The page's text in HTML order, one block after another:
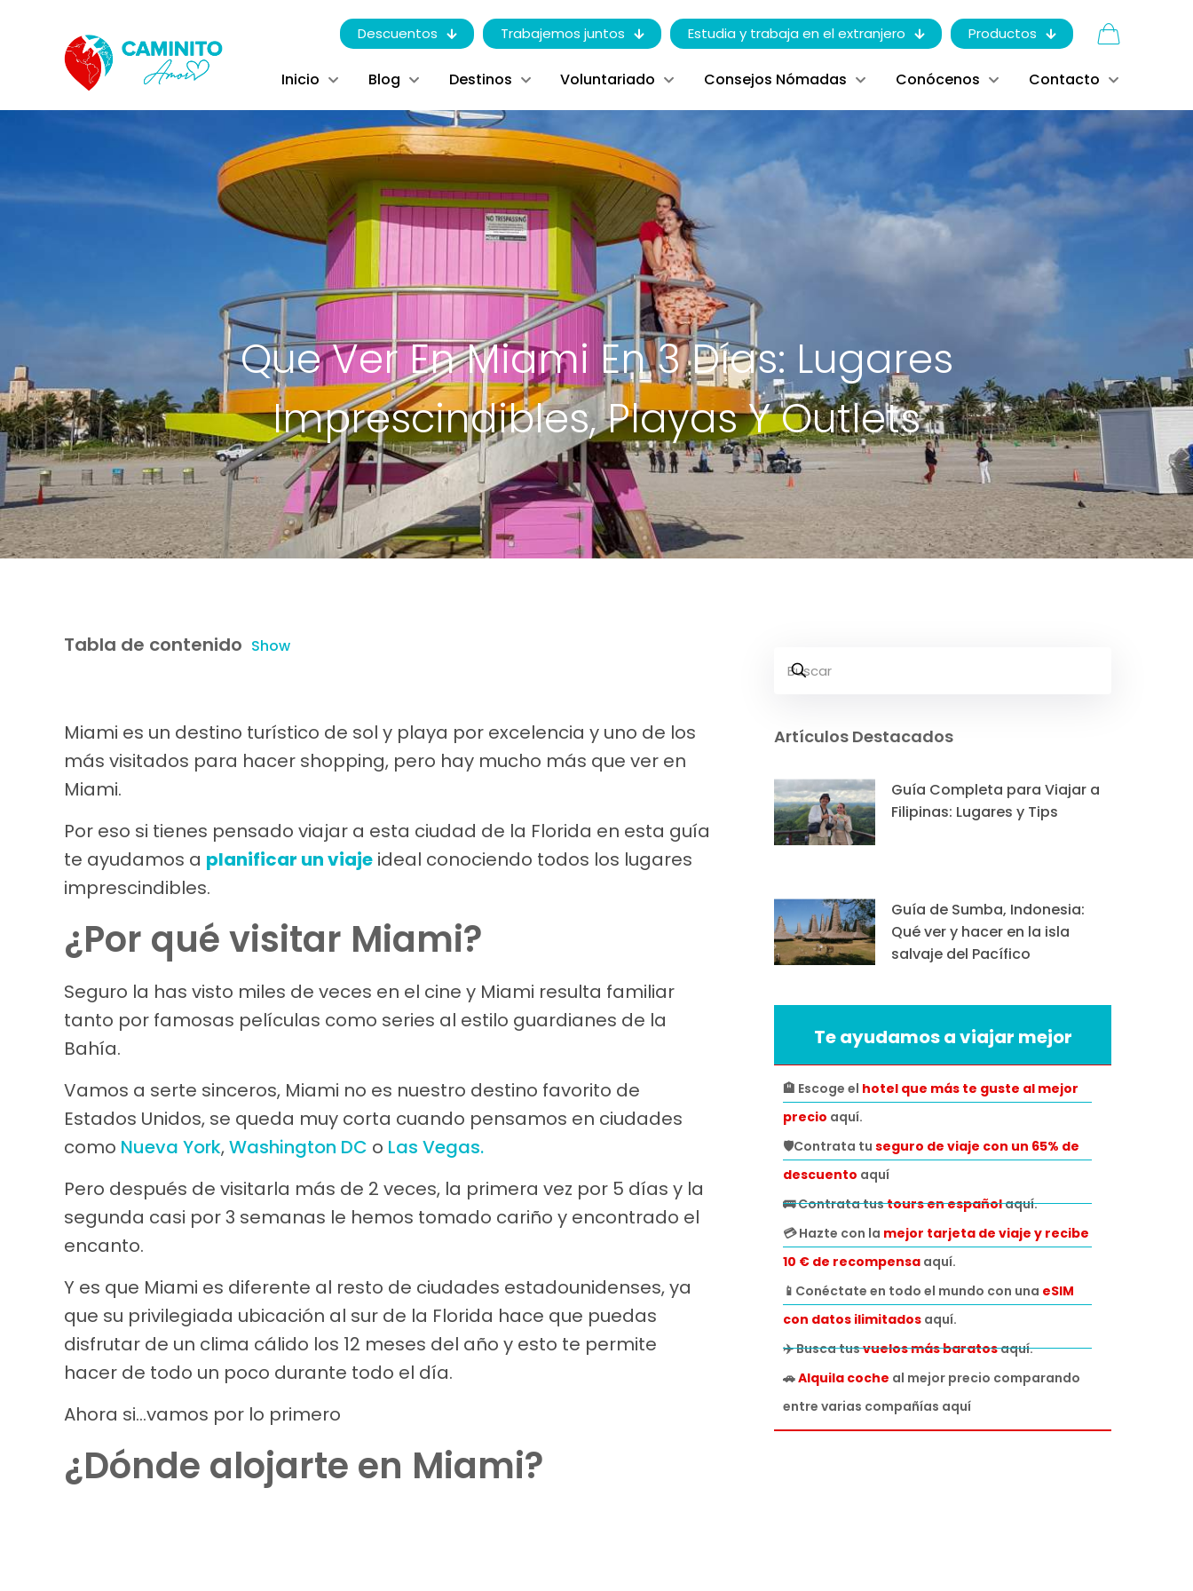
Descuentos Trabajemos juntos Estudia y trabaja en el extranjero Productos
Inicio Blog Destinos Voluntariado Consejos Nómadas Conócenos Contacto
Que Ver En Miami En 3 Días: Lugares
Imprescindibles, Playas Y Outlets
Tabla de contenido Show
Miami es un destino turístico de sol y playa por excelencia y uno de los
más visitados para hacer shopping, pero hay mucho más que ver en
Miami.
Por eso si tienes pensado viajar a esta ciudad de la Florida en esta guía
te ayudamos a planificar un viaje ideal conociendo todos los lugares
imprescindibles.
¿Por qué visitar Miami?
Seguro la has visto miles de veces en el cine y Miami resulta familiar
tanto por famosas películas como series al estilo guardianes de la
Bahía.
Vamos a serte sinceros, Miami no es nuestro destino favorito de
Estados Unidos, se queda muy corta cuando pensamos en ciudades
como Nueva York,Washington DC o Las Vegas.
Pero después de visitarla más de 2 veces, la primera vez por 5 días y la
segunda casi por 3 semanas le hemos tomado cariño y encontrado el
encanto.
Y es que Miami es diferente al resto de ciudades estadounidenses, ya
que su privilegiada ubicación al sur de la Florida hace que puedas
disfrutar de un clima cálido los 12 meses del año y esto te permite
hacer de todo un poco durante todo el día.
Ahora si…vamos por lo primero
¿Dónde alojarte en Miami?
Artículos Destacados
Guía Completa para Viajar a
Filipinas: Lugares y Tips
Guía de Sumba, Indonesia:
Qué ver y hacer en la isla
salvaje del Pacífico
Te ayudamos a viajar mejor
🏨 Escoge el hotel que más te guste al mejor
precio aquí.
🛡️Contrata tu seguro de viaje con un 65% de
descuento aquí
🚌 Contrata tustours en españolaquí.
💳 Hazte con la mejor tarjeta de viaje y recibe
10 € de recompensa aquí.
📱Conéctate en todo el mundo con una eSIM
con datos ilimitados aquí.
✈️ Busca tusvuelos más baratosaquí.
🚗Alquila coche al mejor precio comparando
entre varias compañías aquí